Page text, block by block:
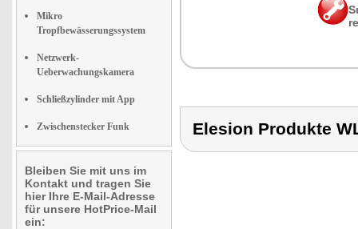
Mikro
Tropfbewässerungssystem
Netzwerk-
Ueberwachungskamera
Schließzylinder mit App
Zwischenstecker Funk
Bleiben Sie mit uns im
Kontakt und tragen Sie
hier Ihre E-Mail-Adresse
für unsere HotPrice-Mail
ein:
Elesion Produkte